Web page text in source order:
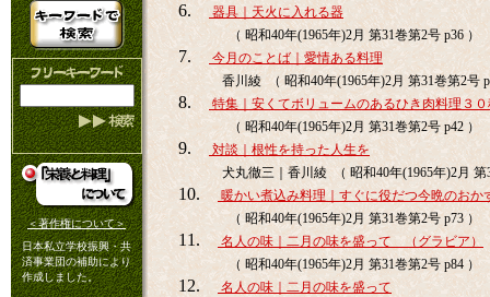
＜著作権について＞
日本私立学校振興・共
済事業団の補助により
作成しました。
6.
器具｜天火に入れる器
（ 昭和40年(1965年)2月 第31巻第2号 p36 ）
7.
今月のことば｜愛情ある料理
香川綾 （ 昭和40年(1965年)2月 第31巻第2号
8.
特集｜安くてボリュームのあるひき肉料理３
（ 昭和40年(1965年)2月 第31巻第2号 p42 ）
9.
対談｜根性を持った人生を
犬丸徹三｜香川綾 （ 昭和40年(1965年)2月 第
10.
暖かい煮込み料理｜すぐに役だつ今晩のおか
（ 昭和40年(1965年)2月 第31巻第2号 p73 ）
11.
名人の味｜二月の味を盛って （グラビア）
（ 昭和40年(1965年)2月 第31巻第2号 p84 ）
12.
名人の味｜二月の味を盛って